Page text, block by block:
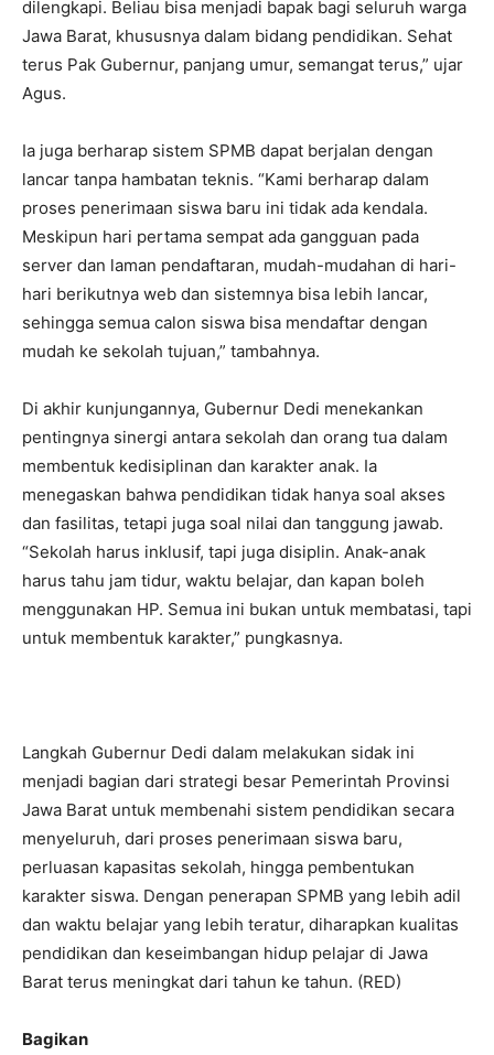
dilengkapi. Beliau bisa menjadi bapak bagi seluruh warga
Jawa Barat, khususnya dalam bidang pendidikan. Sehat
terus Pak Gubernur, panjang umur, semangat terus,” ujar
Agus.
Ia juga berharap sistem SPMB dapat berjalan dengan
lancar tanpa hambatan teknis. “Kami berharap dalam
proses penerimaan siswa baru ini tidak ada kendala.
Meskipun hari pertama sempat ada gangguan pada
server dan laman pendaftaran, mudah-mudahan di hari-
hari berikutnya web dan sistemnya bisa lebih lancar,
sehingga semua calon siswa bisa mendaftar dengan
mudah ke sekolah tujuan,” tambahnya.
Di akhir kunjungannya, Gubernur Dedi menekankan
pentingnya sinergi antara sekolah dan orang tua dalam
membentuk kedisiplinan dan karakter anak. Ia
menegaskan bahwa pendidikan tidak hanya soal akses
dan fasilitas, tetapi juga soal nilai dan tanggung jawab.
“Sekolah harus inklusif, tapi juga disiplin. Anak-anak
harus tahu jam tidur, waktu belajar, dan kapan boleh
menggunakan HP. Semua ini bukan untuk membatasi, tapi
untuk membentuk karakter,” pungkasnya.
Langkah Gubernur Dedi dalam melakukan sidak ini
menjadi bagian dari strategi besar Pemerintah Provinsi
Jawa Barat untuk membenahi sistem pendidikan secara
menyeluruh, dari proses penerimaan siswa baru,
perluasan kapasitas sekolah, hingga pembentukan
karakter siswa. Dengan penerapan SPMB yang lebih adil
dan waktu belajar yang lebih teratur, diharapkan kualitas
pendidikan dan keseimbangan hidup pelajar di Jawa
Barat terus meningkat dari tahun ke tahun. (RED)
Bagikan